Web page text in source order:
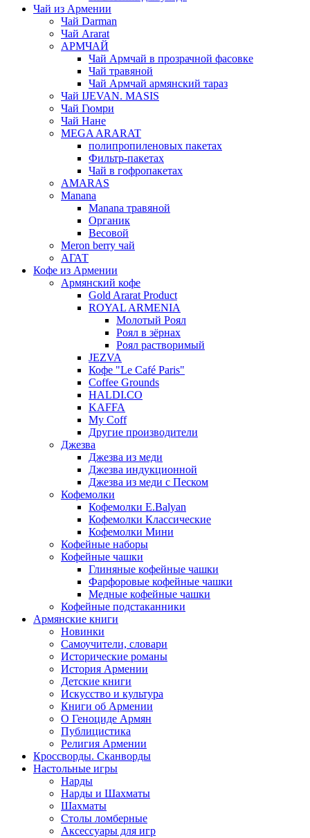
Чай из Армении
Чай Darman
Чай Ararat
АРМЧАЙ
Чай Армчай в прозрачной фасовке
Чай травяной
Чай Армчай армянский тараз
Чай IJEVAN. MASIS
Чай Гюмри
Чай Нане
MEGA ARARAT
полипропиленовых пакетах
Фильтр-пакетах
Чай в гофропакетах
AMARAS
Manana
Manana травяной
Органик
Весовой
Meron berry чай
АГАТ
Кофе из Армении
Армянский кофе
Gold Ararat Product
ROYAL ARMENIA
Молотый Роял
Роял в зёрнах
Роял растворимый
JEZVA
Кофе "Le Café Paris"
Coffee Grounds
HALDI.CO
KAFFA
My Coff
Другие производители
Джезва
Джезва из меди
Джезва индукционной
Джезва из меди с Песком
Кофемолки
Кофемолки E.Balyan
Кофемолки Классические
Кофемолки Мини
Кофейные наборы
Кофейные чашки
Глиняные кофейные чашки
Фарфоровые кофейные чашки
Медные кофейные чашки
Кофейные подстаканники
Армянские книги
Новинки
Самоучители, словари
Исторические романы
История Армении
Детские книги
Иcкусство и культура
Книги об Армении
О Геноциде Армян
Публицистика
Религия Армении
Кроссворды. Сканворды
Настольные игры
Нарды
Нарды и Шахматы
Шахматы
Столы ломберные
Аксессуары для игр